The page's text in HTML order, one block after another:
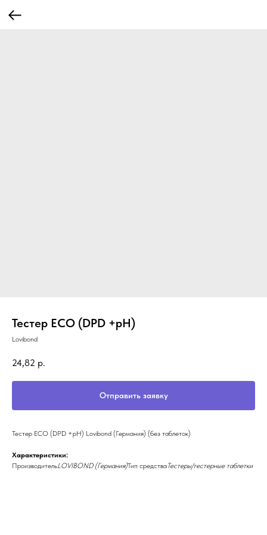
Тестер ECO (DPD +pH)
Lovibond
24,82 р.
Отправить заявку
Тестер ECO (DPD +pH) Lovibond (Германия) (без таблеток)
Характеристики:
ПроизводительLOVIBOND (Германия)Тип средстваТестеры/тестерные таблетки